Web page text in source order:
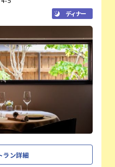
店を、心よりお待ちしておりま
料理店
スに、鉄板焼きの「ライブ
時間をお過ごし下さい。
ャルサイト
ディナー
ラン詳細